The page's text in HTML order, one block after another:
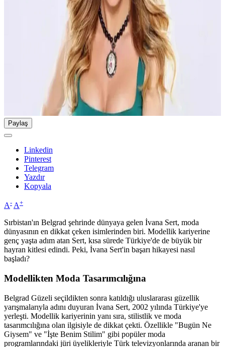
Paylaş
Linkedin
Pinterest
Telegram
Yazdır
Kopyala
A- A+
Sırbistan'ın Belgrad şehrinde dünyaya gelen İvana Sert, moda
dünyasının en dikkat çeken isimlerinden biri. Modellik kariyerine
genç yaşta adım atan Sert, kısa sürede Türkiye'de de büyük bir
hayran kitlesi edindi. Peki, İvana Sert'in başarı hikayesi nasıl
başladı?
Modellikten Moda Tasarımcılığına
Belgrad Güzeli seçildikten sonra katıldığı uluslararası güzellik
yarışmalarıyla adını duyuran İvana Sert, 2002 yılında Türkiye'ye
yerleşti. Modellik kariyerinin yanı sıra, stilistlik ve moda
tasarımcılığına olan ilgisiyle de dikkat çekti. Özellikle "Bugün Ne
Giysem" ve "İşte Benim Stilim" gibi popüler moda
programlarındaki jüri üyelikleriyle Türk televizyonlarında aranan bir